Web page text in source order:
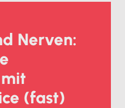
Nerven:
(fast)